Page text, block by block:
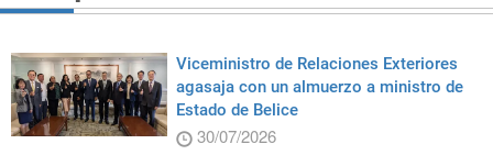
Viceministro de Relaciones Exteriores
agasaja con un almuerzo a ministro de
Estado de Belice
30/07/2026